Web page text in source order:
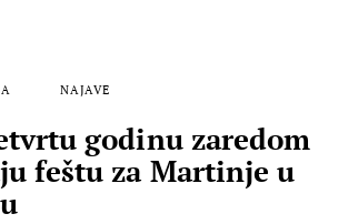
NAJAVE
godinu zaredom
feštu za Martinje u